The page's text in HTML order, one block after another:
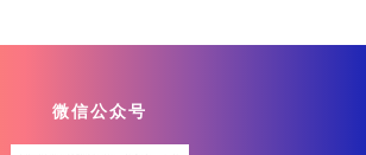
微信公众号